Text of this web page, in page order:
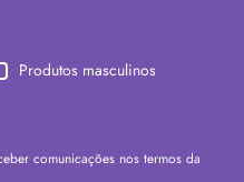
Produtos masculinos
comunicações nos termos da